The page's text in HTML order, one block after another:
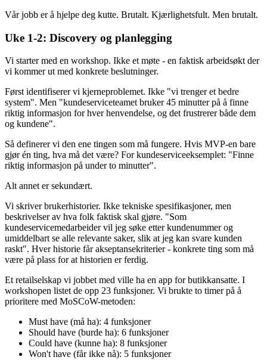
Vår jobb er å hjelpe deg kutte. Brutalt. Kjærlighetsfult. Men brutalt.
Uke 1-2: Discovery og planlegging
Vi starter med en workshop. Ikke et møte - en faktisk arbeidsøkt der
vi kommer ut med konkrete beslutninger.
Først identifiserer vi kjerneproblemet. Ikke "vi trenger et bedre
system". Men "kundeserviceteamet bruker 45 minutter på å finne
riktig informasjon for hver henvendelse, og det frustrerer både dem
og kundene".
Så definerer vi den ene tingen som må fungere. Hvis MVP-en bare
gjør én ting, hva må det være? For kundeserviceeksemplet: "Finne
riktig informasjon på under to minutter".
Alt annet er sekundært.
Vi skriver brukerhistorier. Ikke tekniske spesifikasjoner, men
beskrivelser av hva folk faktisk skal gjøre. "Som
kundeservicemedarbeider vil jeg søke etter kundenummer og
umiddelbart se alle relevante saker, slik at jeg kan svare kunden
raskt". Hver historie får akseptansekriterier - konkrete ting som må
være på plass for at historien er ferdig.
Et retailselskap vi jobbet med ville ha en app for butikkansatte. I
workshopen listet de opp 23 funksjoner. Vi brukte to timer på å
prioritere med MoSCoW-metoden:
Must have (må ha): 4 funksjoner
Should have (burde ha): 6 funksjoner
Could have (kunne ha): 8 funksjoner
Won't have (får ikke nå): 5 funksjoner